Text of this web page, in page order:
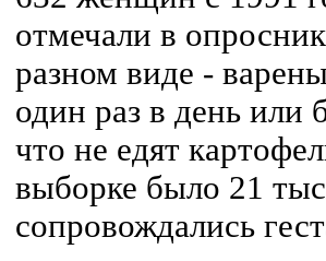
отмечали в
разном виде -
один раз в день или
что не едят
выборке было 21
сопровождались